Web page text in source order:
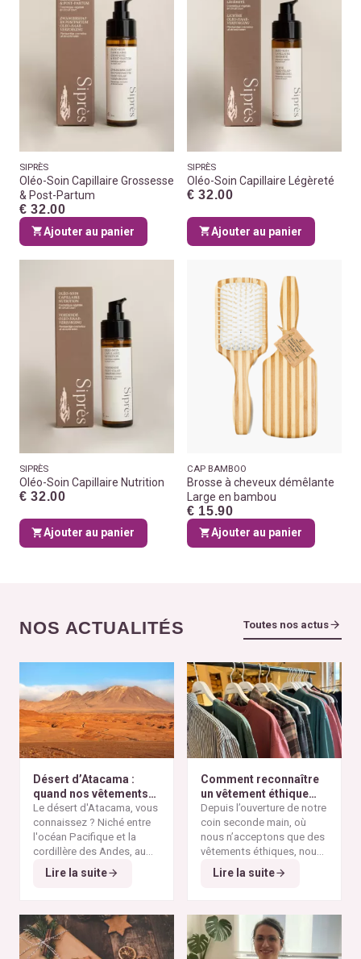
SIPRÈS
Oléo-Soin Capillaire Grossesse
& Post-Partum
€ 32.00
Ajouter au panier
SIPRÈS
Oléo-Soin Capillaire Légèreté
€ 32.00
Ajouter au panier
SIPRÈS
Oléo-Soin Capillaire Nutrition
€ 32.00
Ajouter au panier
CAP BAMBOO
Brosse à cheveux démêlante
Large en bambou
€ 15.90
Ajouter au panier
NOS ACTUALITÉS Toutes nos actus
Désert d’Atacama :
quand nos vêtements
finissent à l’autre bout
du monde
Le désert d'Atacama, vous
connaissez ? Niché entre
l'océan Pacifique et la
cordillère des Andes, au
nord du Chili, il est
considéré comme l'un des
minéraux et ses vastes
étendues désertiques en
font un lieu unique au
Alors pourquoi parler du
désert d'Atacama sur un
depuis plusieurs
décennies, cette région
est devenue l'un des
Lire la suite
Comment reconnaître
un vêtement éthique
selon nos critères ?
Depuis l’ouverture de notre
coin seconde main, où
nous n’acceptons que des
vêtements éthiques, nous
avons remarqué qu’il n’est
pas toujours simple pour
qui répondent à nos
critères de sélection. Entre
les conseils qui circulent
Lire la suite